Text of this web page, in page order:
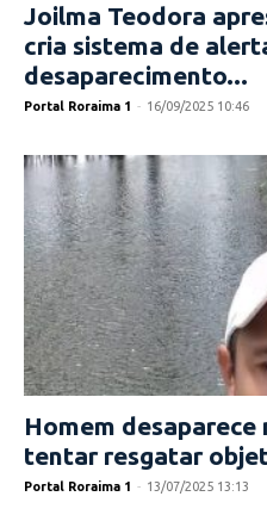
Joilma Teodora
cria sistema de
desaparecimento...
Portal Roraima 1 - 16/09/2025 10:46
Homem desaparece
tentar resgatar
Portal Roraima 1 - 13/07/2025 13:13